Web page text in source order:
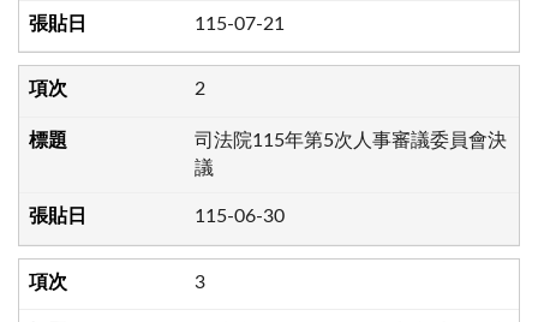
115-07-21
2
司法院115年第5次人事審議委員會決
議
115-06-30
3